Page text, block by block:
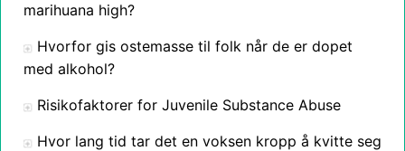
marihuana high?
Hvorfor gis ostemasse til folk når de er dopet
med alkohol?
Risikofaktorer for Juvenile Substance Abuse
Hvor lang tid tar det en voksen kropp å kvitte seg